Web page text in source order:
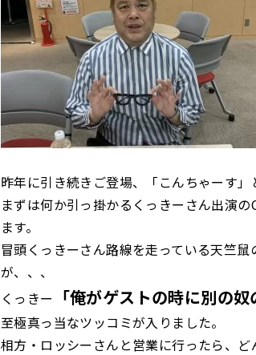
昨年に引き続きご登場、「こんちゃーす
まずは何か引っ掛かるくっきーさん出演
ます。
冒頭くっきーさん路線を走っている天竺
が、、、
くっきー
「俺がゲストの時に別の奴
至極真っ当なツッコミが入りました。
相方・ロッシーさんと営業に行ったら、ど